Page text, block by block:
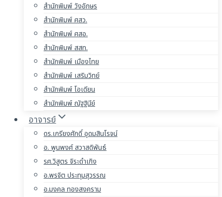
สำนักพิมพ์ วังอักษร
สำนักพิมพ์ ศสว.
สำนักพิมพ์ ศสอ.
สำนักพิมพ์ สสท.
สำนักพิมพ์ เมืองไทย
สำนักพิมพ์ เสริมวิทย์
สำนักพิมพ์ โอเดียน
สำนักพิมพ์ ณัฐฐินีย์
อาจารย์
ดร.เกรียงศักดิ์ อุดมสินโรจน์
อ. พูนพงศ์ สวาสดิพันธ์
รศ.วิสูตร จิระดำเกิง
อ.พรจิต ประทุมสุวรรณ
อ.มงคล ทองสงคราม